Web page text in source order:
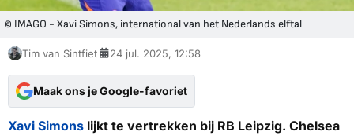
© IMAGO - Xavi Simons, international van het Nederlands elftal
Tim van Sintfiet 24 jul. 2025, 12:58
Maak ons je Google-favoriet
Xavi Simons lijkt te vertrekken bij RB Leipzig. Chelsea